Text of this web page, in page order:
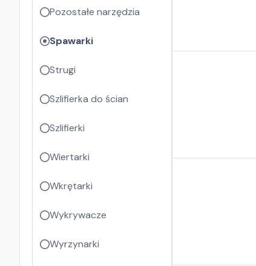
Pozostałe narzędzia
Spawarki
Strugi
Szlifierka do ścian
Szlifierki
Wiertarki
Wkrętarki
Wykrywacze
Wyrzynarki